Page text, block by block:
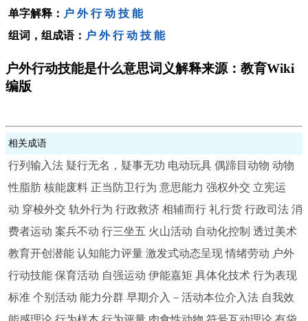
单字解释： 户 外 行 动 技 能
组词，组成语： 户 外 行 动 技 能
户外行动技能是什么意思词义解释来源：教育Wiki
编版
相关成语
行列输入法 疑行无名，疑事无功 电动玩具 偶蹄目动物 动物
性脂肪 核能废料 正当防卫行为 意思能力 强权外交 立宪运
动 穿梭外交 轨外行为 行政救济 相辅而行 礼行货 行政司法 消
费者运动 案兵不动 行三坐五 火山活动 自动化控制 透过美术
教育开创潜能 认知能力评量 激发式动态呈现 情绪劳动 户外
行动技能 保育活动 自强运动 伊能嘉矩 具体化技术 行为表现
标准 个别活动 能力分群 早期介入－活动本位介入法 自我效